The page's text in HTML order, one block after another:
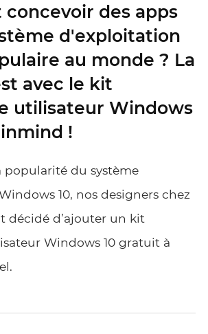
des apps
d'exploitation
au monde ? La
avec le kit
utilisateur Windows
!
popularité du système
10, nos designers chez
décidé d’ajouter un kit
Windows 10 gratuit à